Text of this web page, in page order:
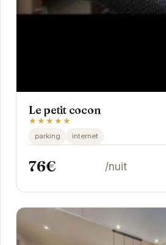
Le petit cocon
★★★★★
parking internet
76€ /nuit